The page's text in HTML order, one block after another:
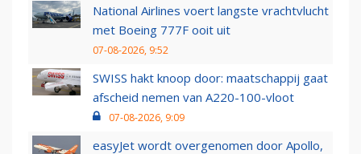
National Airlines voert langste vrachtvlucht
met Boeing 777F ooit uit
07-08-2026, 9:52
SWISS hakt knoop door: maatschappij gaat
afscheid nemen van A220-100-vloot
07-08-2026, 9:09
easyJet wordt overgenomen door Apollo,